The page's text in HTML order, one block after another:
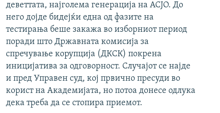
деветтата, најголема генерација на АСЈО. До
него дојде бидејќи една од фазите на
тестирања беше закажа во изборниот период
поради што Државната комисија за
спречување корупција (ДКСК) покрена
иницијатива за одговорност. Случајот се најде
и пред Управен суд, кој првично пресуди во
корист на Академијата, но потоа донесе одлука
дека треба да се стопира приемот.